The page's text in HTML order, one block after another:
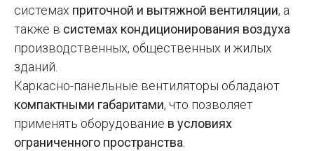
системах приточной и вытяжной вентиляции, а
также в системах кондиционирования воздуха
производственных, общественных и жилых
зданий.
Каркасно-панельные вентиляторы обладают
компактными габаритами, что позволяет
применять оборудование в условиях
ограниченного пространства